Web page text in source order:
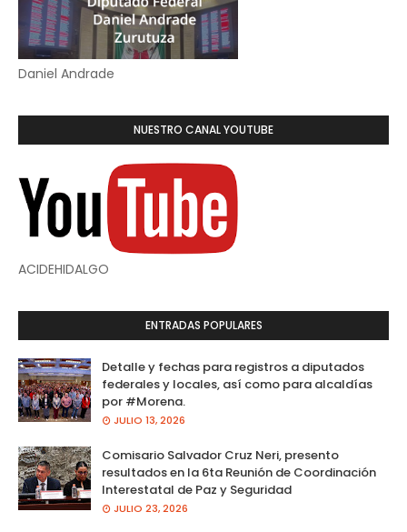
Daniel Andrade
NUESTRO CANAL YOUTUBE
ACIDEHIDALGO
ENTRADAS POPULARES
Detalle y fechas para registros a diputados
federales y locales, así como para alcaldías
por #Morena.
JULIO 13, 2026
Comisario Salvador Cruz Neri, presento
resultados en la 6ta Reunión de Coordinación
Interestatal de Paz y Seguridad
JULIO 23, 2026